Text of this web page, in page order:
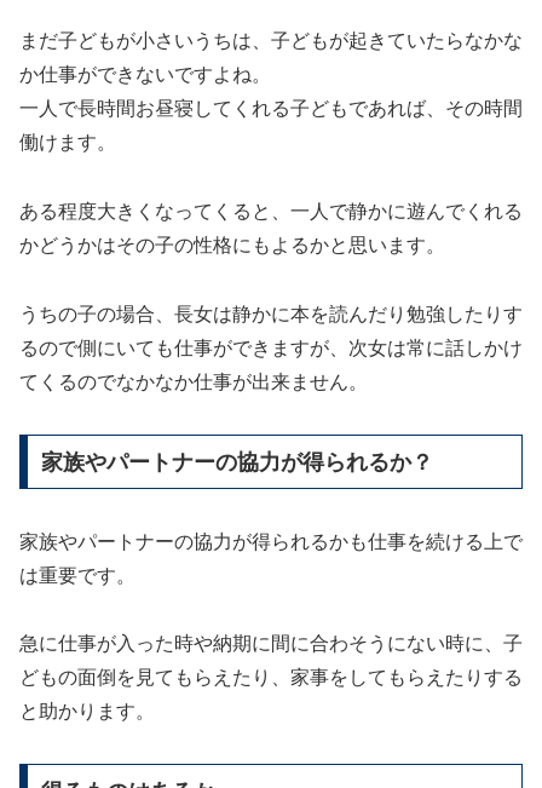
まだ子どもが小さいうちは、子どもが起きていたらなかな
か仕事ができないですよね。
一人で長時間お昼寝してくれる子どもであれば、その時間
働けます。
ある程度大きくなってくると、一人で静かに遊んでくれる
かどうかはその子の性格にもよるかと思います。
うちの子の場合、長女は静かに本を読んだり勉強したりす
るので側にいても仕事ができますが、次女は常に話しかけ
てくるのでなかなか仕事が出来ません。
家族やパートナーの協力が得られるか？
家族やパートナーの協力が得られるかも仕事を続ける上で
は重要です。
急に仕事が入った時や納期に間に合わそうにない時に、子
どもの面倒を見てもらえたり、家事をしてもらえたりする
と助かります。